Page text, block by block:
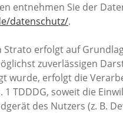
entnehmen Sie der
datenschutz/.
erfolgt auf
zuverlässigen
wurde, erfolgt die
1 TDDDG, soweit die
des Nutzers (z. B.